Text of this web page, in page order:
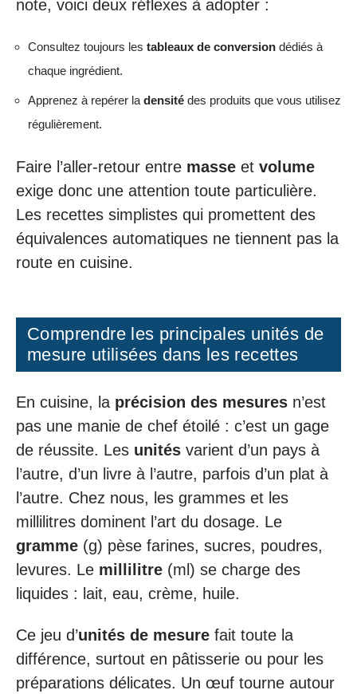
note, voici deux réflexes à adopter :
Consultez toujours les tableaux de conversion dédiés à
chaque ingrédient.
Apprenez à repérer la densité des produits que vous utilisez
régulièrement.
Faire l’aller-retour entre masse et volume
exige donc une attention toute particulière.
Les recettes simplistes qui promettent des
équivalences automatiques ne tiennent pas la
route en cuisine.
Comprendre les principales unités de
mesure utilisées dans les recettes
En cuisine, la précision des mesures n’est
pas une manie de chef étoilé : c’est un gage
de réussite. Les unités varient d’un pays à
l’autre, d’un livre à l’autre, parfois d’un plat à
l’autre. Chez nous, les grammes et les
millilitres dominent l’art du dosage. Le
gramme (g) pèse farines, sucres, poudres,
levures. Le millilitre (ml) se charge des
liquides : lait, eau, crème, huile.
Ce jeu d’unités de mesure fait toute la
différence, surtout en pâtisserie ou pour les
préparations délicates. Un œuf tourne autour